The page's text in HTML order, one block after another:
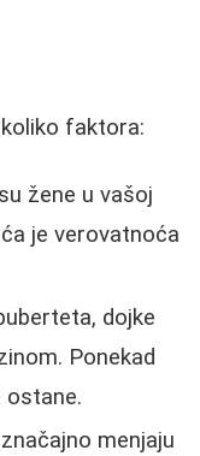
faktora:
žene u vašoj
je verovatnoća
dojke
Ponekad
ostane.
menjaju